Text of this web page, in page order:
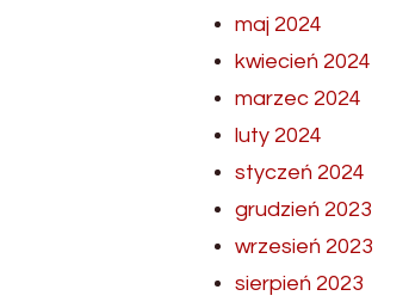
maj 2024
kwiecień 2024
marzec 2024
luty 2024
styczeń 2024
grudzień 2023
wrzesień 2023
sierpień 2023